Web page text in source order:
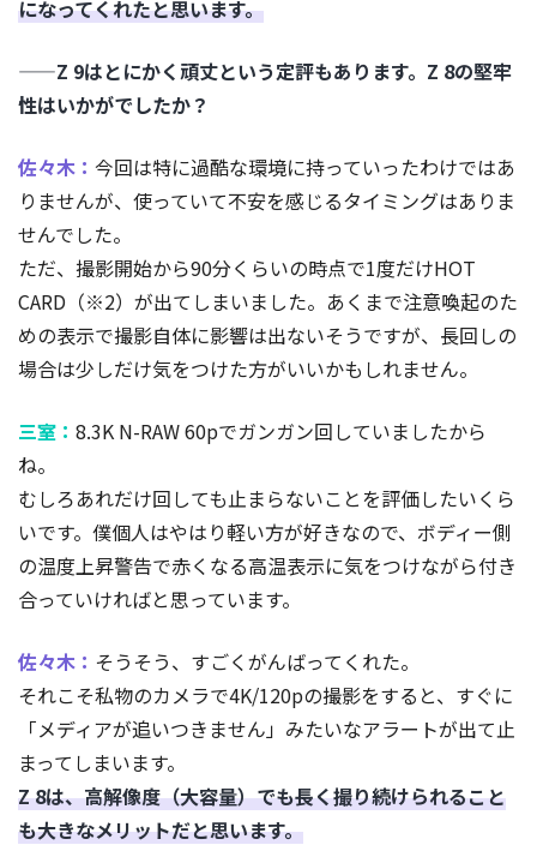
になってくれたと思います。
——Z 9はとにかく頑丈という定評もあります。Z 8の堅牢
性はいかがでしたか？
佐々木： 今回は特に過酷な環境に持っていったわけではあ
りませんが、使っていて不安を感じるタイミングはありま
せんでした。
ただ、撮影開始から90分くらいの時点で1度だけHOT
CARD（※2）が出てしまいました。あくまで注意喚起のた
めの表示で撮影自体に影響は出ないそうですが、長回しの
場合は少しだけ気をつけた方がいいかもしれません。
三室： 8.3K N-RAW 60pでガンガン回していましたから
ね。
むしろあれだけ回しても止まらないことを評価したいくら
いです。僕個人はやはり軽い方が好きなので、ボディー側
の温度上昇警告で赤くなる高温表示に気をつけながら付き
合っていければと思っています。
佐々木： そうそう、すごくがんばってくれた。
それこそ私物のカメラで4K/120pの撮影をすると、すぐに
「メディアが追いつきません」みたいなアラートが出て止
まってしまいます。
Z 8は、高解像度（大容量）でも長く撮り続けられること
も大きなメリットだと思います。